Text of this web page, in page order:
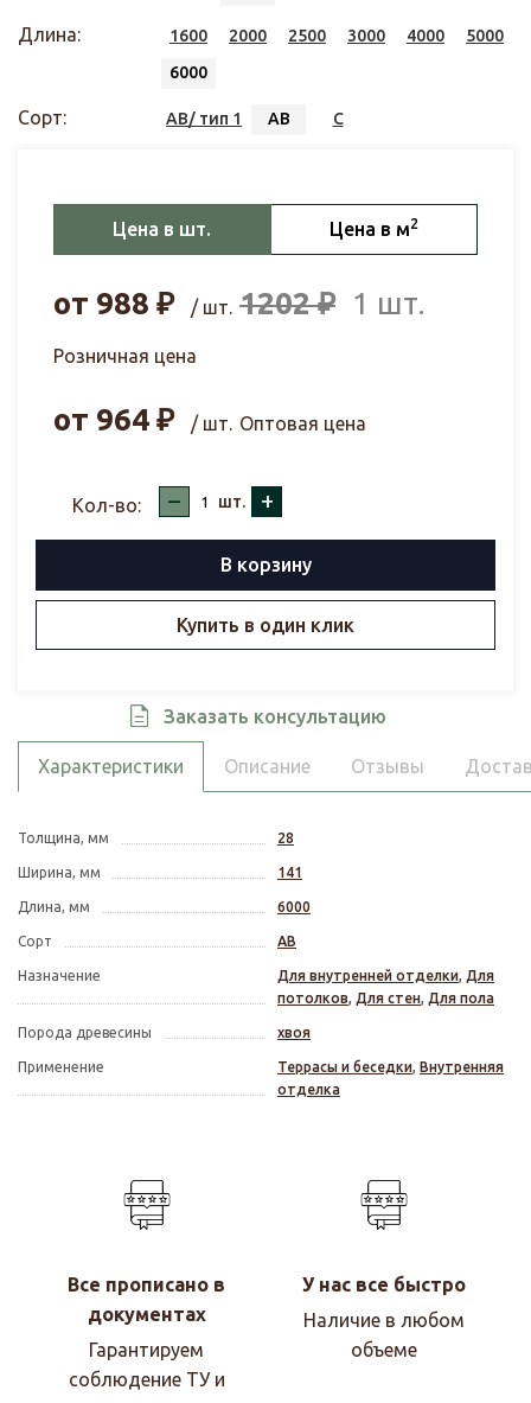
Длина: 1600 2000 2500 3000 4000
5000
6000
Сорт: АВ/ тип 1 АВ С
Цена в шт. Цена в м2
от 988 ₽ / шт. 1202₽ 1 шт.
Розничная цена
от 964 ₽ / шт. Оптовая цена
Кол-во: – шт. +
В корзину
Купить в один клик
Заказать консультацию
Характеристики Описание Отзывы
Толщина, мм 28
Ширина, мм 141
Длина, мм 6000
Сорт АВ
Назначение Для внутренней отделки, Для
потолков, Для стен, Для пола
Порода древесины хвоя
Применение Террасы и беседки, Внутренняя
отделка
Все прописано в
документах
Гарантируем
соблюдение ТУ и
У нас все быстро
Наличие в любом
объеме